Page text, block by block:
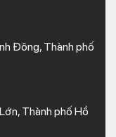
Đông, Thành phố
Thành phố Hồ